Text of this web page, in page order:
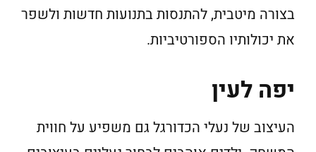
בצורה מיטבית, להתנסות בתנועות חדשות ולשפר
את יכולותיו הספורטיביות.
יפה לעין
העיצוב של נעלי הכדורגל גם משפיע על חווית